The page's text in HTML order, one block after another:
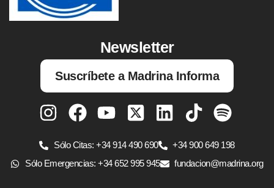
Newsletter
Suscríbete a Madrina Informa
Sólo Citas: +34 914 490 690
+34 900 649 198
Sólo Emergencias: +34 652 995 945
fundacion@madrina.org